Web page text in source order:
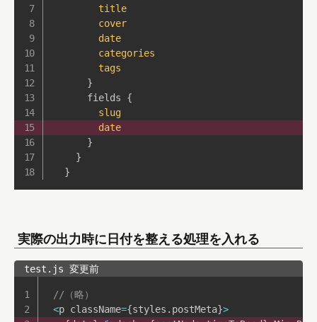
title
cover
date
categories
tags
}
fields
{
slug
date
}
}
}
実際の出力時に日付を整える処理を入れる
test.js 変更前
//（略）
<p className={styles . postMeta}>